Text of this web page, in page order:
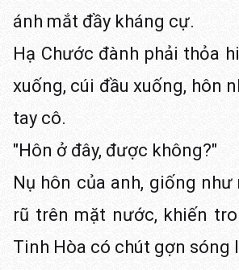
ánh mắt đầy kháng cự.
Hạ Chước đành phải thỏa
xuống, cúi đầu xuống, hôn
tay cô.
"Hôn ở đây, được không?"
Nụ hôn của anh, giống
rũ trên mặt nước, khiến
Tinh Hòa có chút gợn sóng